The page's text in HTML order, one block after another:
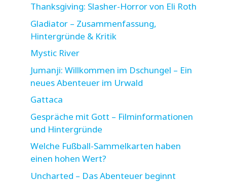
Thanksgiving: Slasher-Horror von Eli Roth
Gladiator – Zusammenfassung,
Hintergründe & Kritik
Mystic River
Jumanji: Willkommen im Dschungel – Ein
neues Abenteuer im Urwald
Gattaca
Gespräche mit Gott – Filminformationen
und Hintergründe
Welche Fußball-Sammelkarten haben
einen hohen Wert?
Uncharted – Das Abenteuer beginnt